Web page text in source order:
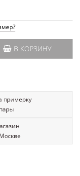
В КОРЗИНУ
примерку